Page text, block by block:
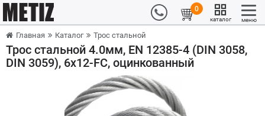
0
каталог меню
Главная Каталог Трос стальной
Трос стальной 4.0мм, EN 12385-4 (DIN 3058,
DIN 3059), 6x12-FC, оцинкованный